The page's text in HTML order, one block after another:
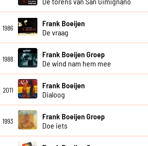
1986
Frank Boeijen
De vraag
1988
Frank Boeijen Groep
De wind nam hem mee
2011
Frank Boeijen
Dialoog
1993
Frank Boeijen Groep
Doe iets